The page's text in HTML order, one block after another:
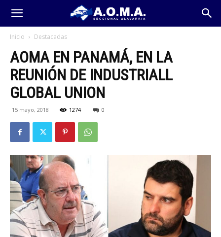
Inicio Destacadas
AOMA EN PANAMÁ, EN LA
REUNIÓN DE INDUSTRIALL
GLOBAL UNION
15 mayo, 2018 1274 0